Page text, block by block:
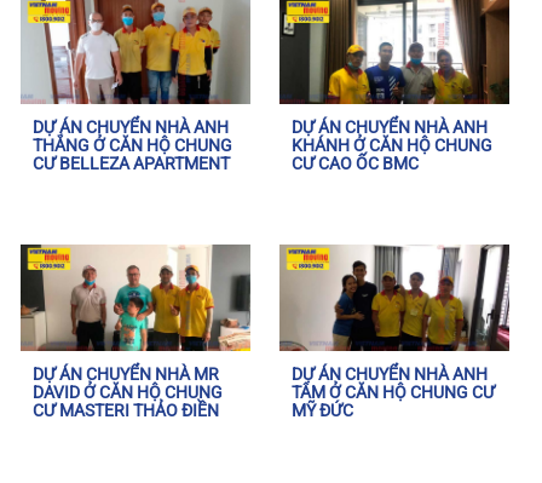
DỰ ÁN CHUYỂN NHÀ ANH
THẮNG Ở CĂN HỘ CHUNG
CƯ BELLEZA APARTMENT
DỰ ÁN CHUYỂN NHÀ ANH
KHÁNH Ở CĂN HỘ CHUNG
CƯ CAO ỐC BMC
DỰ ÁN CHUYỂN NHÀ MR
DAVID Ở CĂN HỘ CHUNG
CƯ MASTERI THẢO ĐIỀN
DỰ ÁN CHUYỂN NHÀ ANH
TÂM Ở CĂN HỘ CHUNG CƯ
MỸ ĐỨC